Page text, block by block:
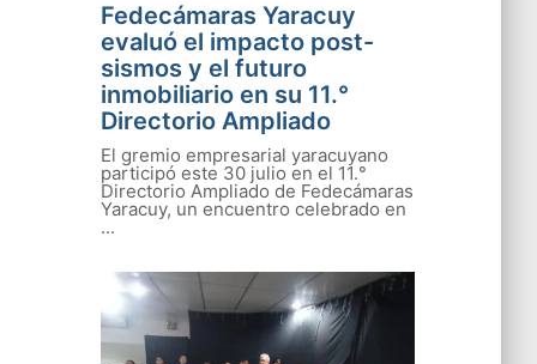
Fedecámaras Yaracuy
evaluó el impacto post-
sismos y el futuro
inmobiliario en su 11.°
Directorio Ampliado
El gremio empresarial yaracuyano
participó este 30 julio en el 11.°
Directorio Ampliado de Fedecámaras
Yaracuy, un encuentro celebrado en
...